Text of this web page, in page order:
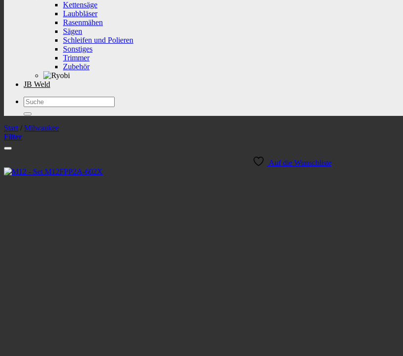
Kettensäge
Laubbläser
Rasenmähen
Sägen
Schleifen und Polieren
Sonstiges
Trimmer
Zubehör
JB Weld
Suchen
nach:
Start / Milwaukee
Filter
Auf die Wunschliste